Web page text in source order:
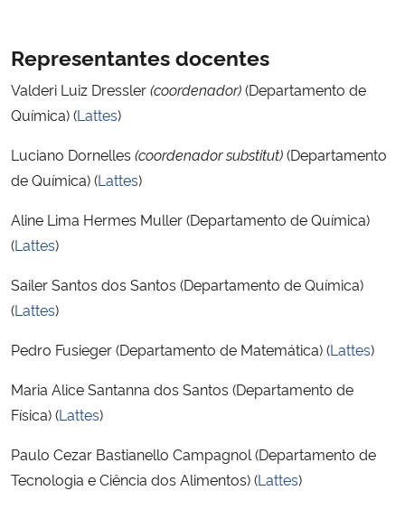
Ministério da Educação
Ministério da Saúde
Ministério da Ciência, Tecnologia, Inovações e Comunicações
Ministério do Meio Ambiente
Ministério do Desenvolvimento Regional
Ministério da Mulher, da Família e dos Direitos Humanos
Representantes docentes
Valderi Luiz Dressler(coordenador)(Departamento de
Química) (Lattes)
Luciano Dornelles (coordenador substitut)(Departamento
de Química) (Lattes)
Aline Lima Hermes Muller (Departamento de Química)
(Lattes)
Sailer Santos dos Santos (Departamento de Química)
(Lattes)
Pedro Fusieger (Departamento de Matemática) (Lattes)
Maria Alice Santanna dos Santos (Departamento de
Física) (Lattes)
Paulo Cezar Bastianello Campagnol (Departamento de
Tecnologia e Ciência dos Alimentos) (Lattes)